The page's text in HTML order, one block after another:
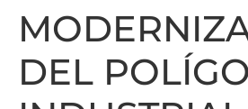
DEL